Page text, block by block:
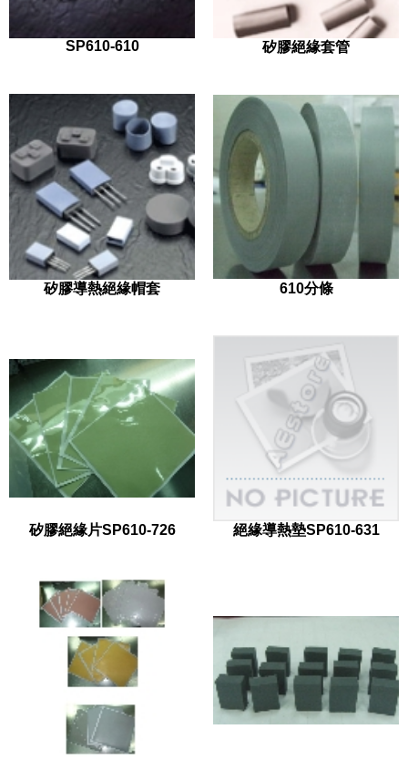
SP610-610 矽膠絕緣套管
矽膠導熱絕緣帽套 610分條
矽膠絕緣片SP610-726 絕緣導熱墊SP610-631